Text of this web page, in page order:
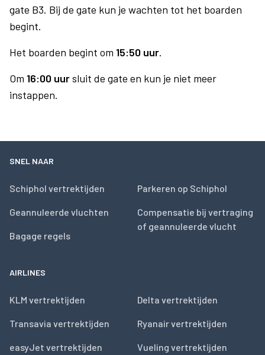
gate B3. Bij de gate kun je wachten tot het boarden
begint.
Het boarden begint om 15:50 uur.
Om 16:00 uursluit de gate en kun je niet meer
instappen.
SNEL NAAR
Schiphol vertrektijden
Geannuleerde vluchten
Bagage regels
Parkeren op Schiphol
Compensatie bij vertraging
of geannuleerde vlucht
AIRLINES
KLM vertrektijden
Transavia vertrektijden
easyJet vertrektijden
Delta vertrektijden
Ryanair vertrektijden
Vueling vertrektijden